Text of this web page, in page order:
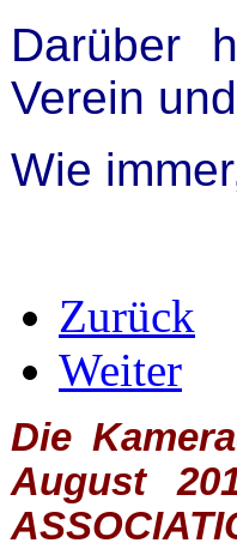
Darüber
Verein
Wie
Zurück
Weiter
Die
August